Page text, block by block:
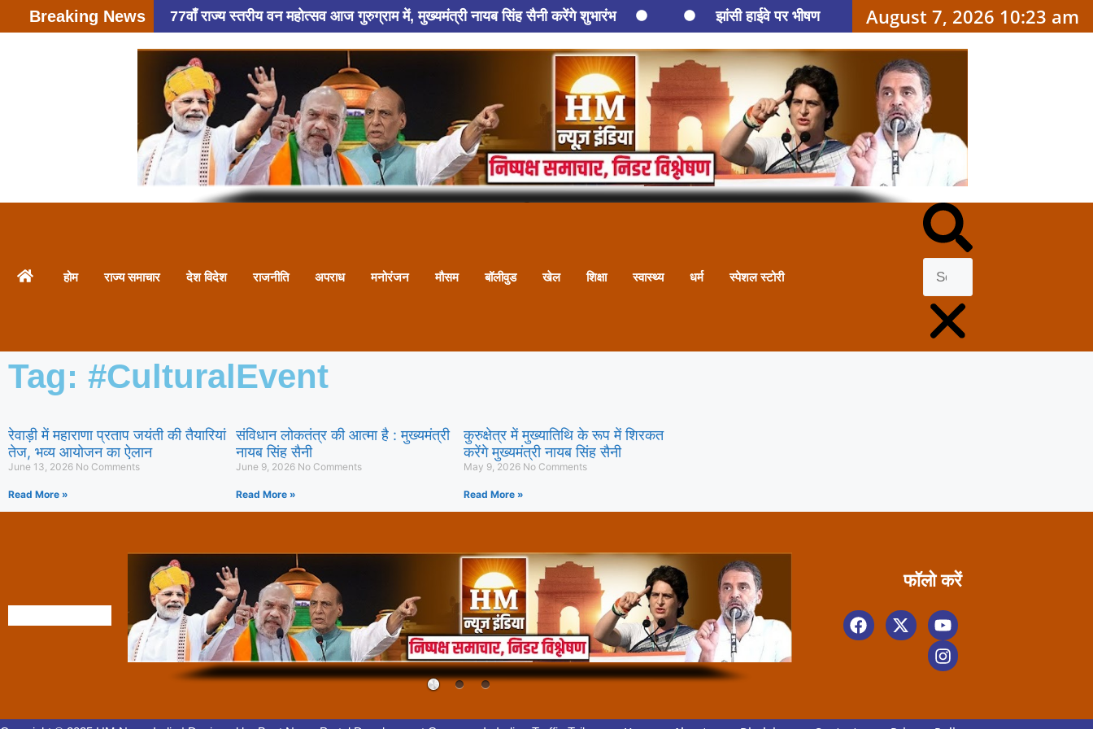
Breaking News 77वाँ राज्य स्तरीय वन महोत्सव आज गुरुग्राम में, मुख्यमंत्री नायब सिंह सैनी करेंगे शुभारंभ
झांसी हाईवे पर भीषण
हादसा: अतीक अहमद के बेटे अबान अहमद समेत तीन की मौत
तरुण तेजपाल को कितनी होगी सजा? 2:30 बजे कोर्ट सुनाएगा बड़ा
फैसला
4,000 की रिश्वत लेते हुए कोसली में रंगे हाथों दबोचा गया पटवारी पुनीत कुमार
हिसार में कांवड़ियों की भीड़ पर
फायरिंग ,6 बदमाशों ने की वारदात
August 7, 2026 10:23 am
होम राज्य समाचार देश विदेश राजनीति अपराध मनोरंजन मौसम बॉलीवुड खेल शिक्षा स्वास्थ्य धर्म स्पेशल स्टोरी
Tag: #CulturalEvent
रेवाड़ी में महाराणा प्रताप जयंती की तैयारियां
तेज, भव्य आयोजन का ऐलान
June 13, 2026 No Comments
Read More »
संविधान लोकतंत्र की आत्मा है : मुख्यमंत्री
नायब सिंह सैनी
June 9, 2026 No Comments
Read More »
कुरुक्षेत्र में मुख्यातिथि के रूप में शिरकत
करेंगे मुख्यमंत्री नायब सिंह सैनी
May 9, 2026 No Comments
Read More »
फॉलो करें